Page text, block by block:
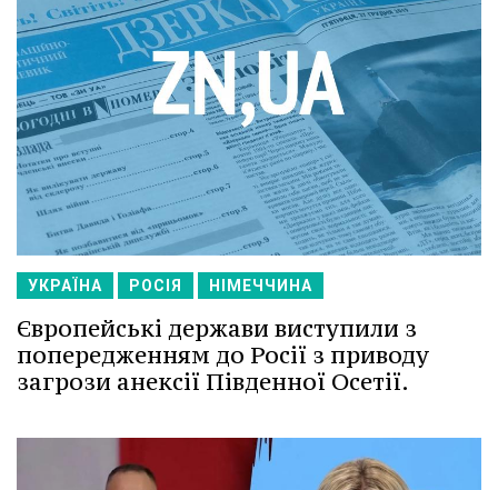
УКРАЇНА РОСІЯ НІМЕЧЧИНА
Європейські держави виступили з
попередженням до Росії з приводу
загрози анексії Південної Осетії.